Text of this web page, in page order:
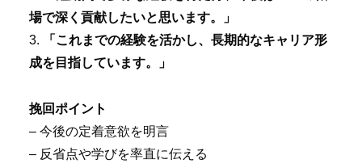
場で深く貢献したいと思います。」
3.
「これまでの経験を活かし、長期的なキャリア形
成を目指しています。」
挽回ポイント
– 今後の定着意欲を明言
– 反省点や学びを率直に伝える